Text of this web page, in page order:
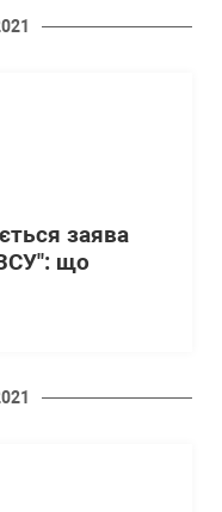
заява
що